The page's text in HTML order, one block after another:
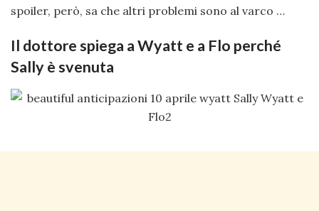
spoiler, però, sa che altri problemi sono al varco …
Il dottore spiega a Wyatt e a Flo perché
Sally è svenuta